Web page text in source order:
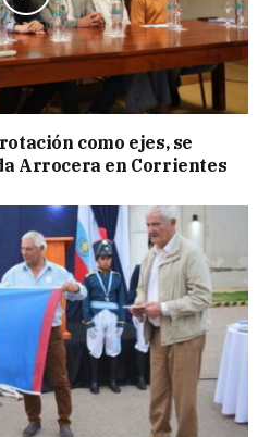
como ejes, se
Arrocera en Corrientes